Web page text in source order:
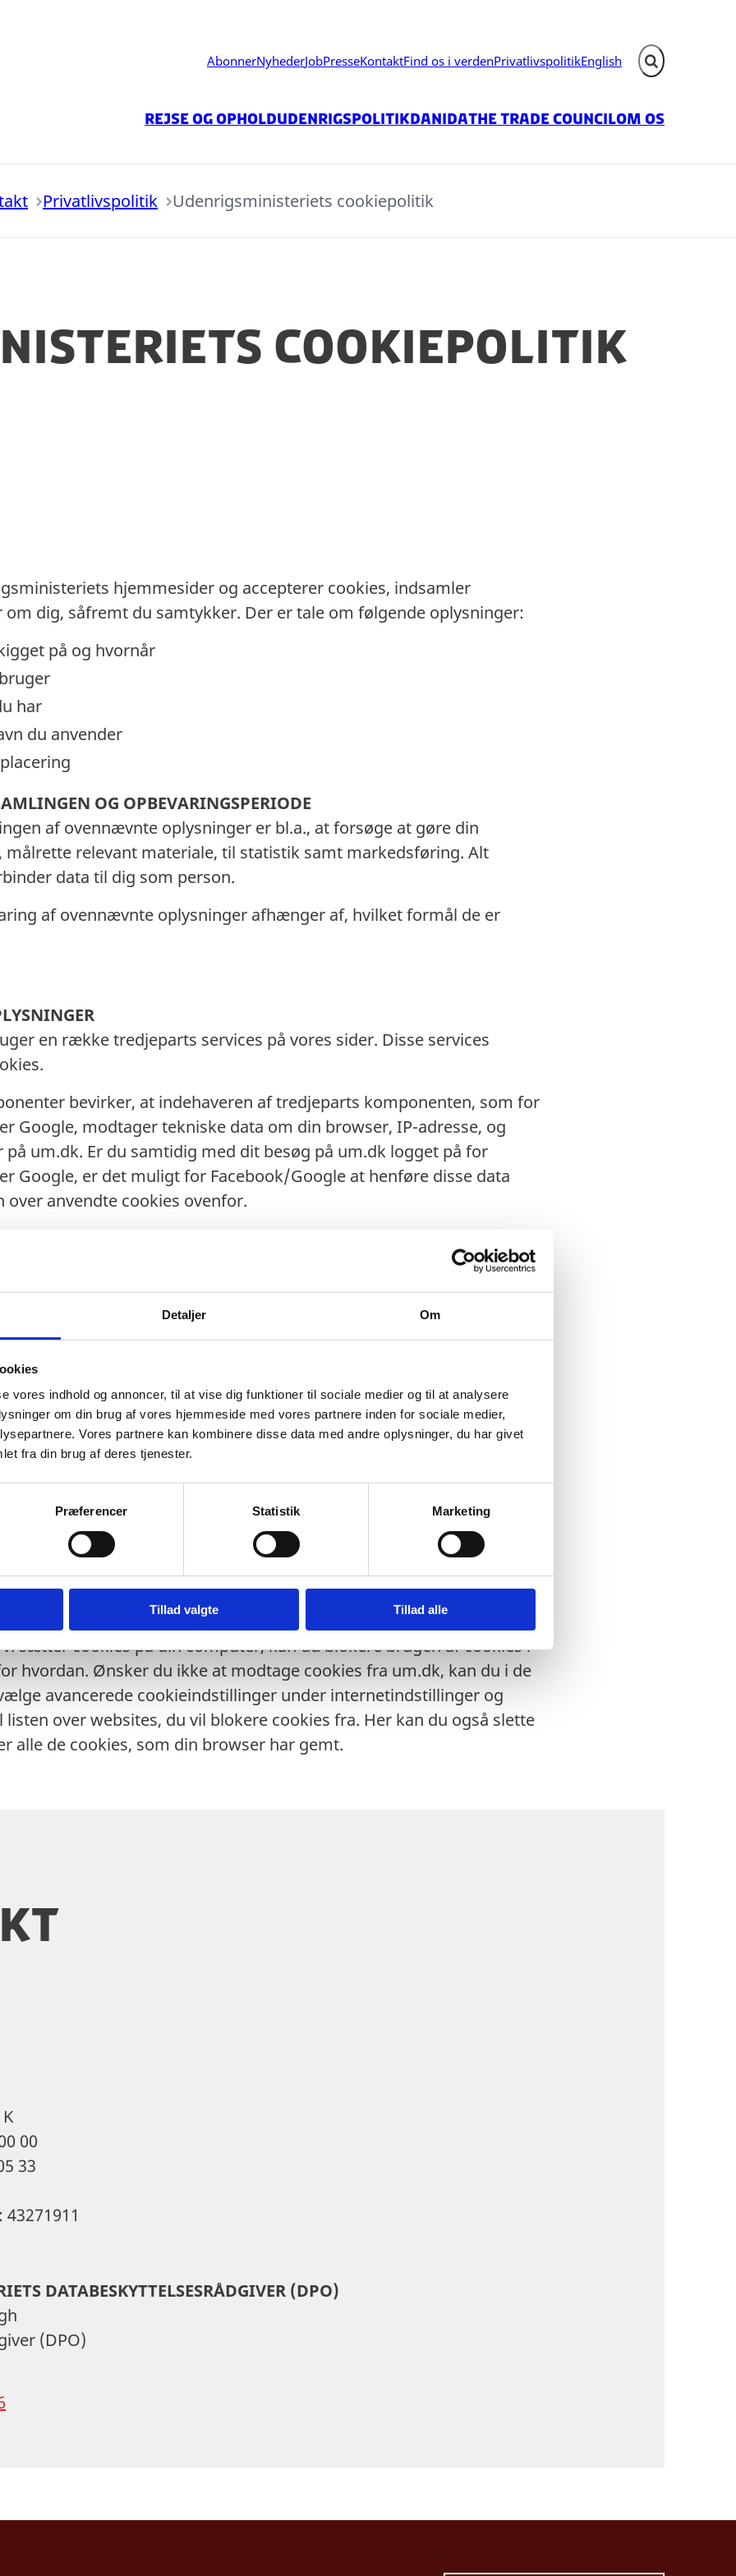
Detaljer Om
vores indhold og annoncer, til at vise dig funktioner til sociale medier og til at analysere
om din brug af vores hjemmeside med vores partnere inden for sociale medier,
Vores partnere kan kombinere disse data med andre oplysninger, du har givet
fra din brug af deres tjenester.
Præferencer Statistik Marketing
Tillad valgte Tillad alle
AbonnerNyhederJobPresseKontaktFind os i verdenPrivatlivspolitikEnglish Fold søgefelt ud
Rejse og opholdUdenrigspolitikDanidaThe Trade CouncilOm os
Privatlivspolitik Udenrigsministeriets cookiepolitik
cookiepolitik
hjemmesider og accepterer cookies, indsamler
dig, såfremt du samtykker. Der er tale om følgende oplysninger:
på og hvornår
har
du anvender
OG OPBEVARINGSPERIODE
af ovennævnte oplysninger er bl.a., at forsøge at gøre din
målrette relevant materiale, til statistik samt markedsføring. Alt
data til dig som person.
af ovennævnte oplysninger afhænger af, hvilket formål de er
en række tredjeparts services på vores sider. Disse services
bevirker, at indehaveren af tredjeparts komponenten, som for
Google, modtager tekniske data om din browser, IP-adresse, og
på um.dk. Er du samtidig med dit besøg på um.dk logget på for
Google, er det muligt for Facebook/Google at henføre disse data
over anvendte cookies ovenfor.
cookies på ministeriets hjemmeside. Rent praktisk foregår det
på din enhed (computer, mobiltelefon eller tablet), når du klikker
som du møder som det første ved et besøg på Udenrigsministeriets
som bliver gemt på din enhed og er knyttet til enhedens IP-
AF COOKIES
cookies på din computer ved at vælge de relevante indstillinger i din
lagring af cookies kan der dog være nogle af hjemmesidens
kan bruge.
sætter cookies på din computer, kan du blokere brugen af cookies i
hvordan. Ønsker du ikke at modtage cookies fra um.dk, kan du i de
avancerede cookieindstillinger under internetindstillinger og
over websites, du vil blokere cookies fra. Her kan du også slette
alle de cookies, som din browser har gemt.
00
33
DATABESKYTTELSESRÅDGIVER (DPO)
(DPO)